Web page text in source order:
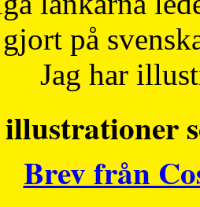
gjort på
Jag har
illustrationer
Brev från